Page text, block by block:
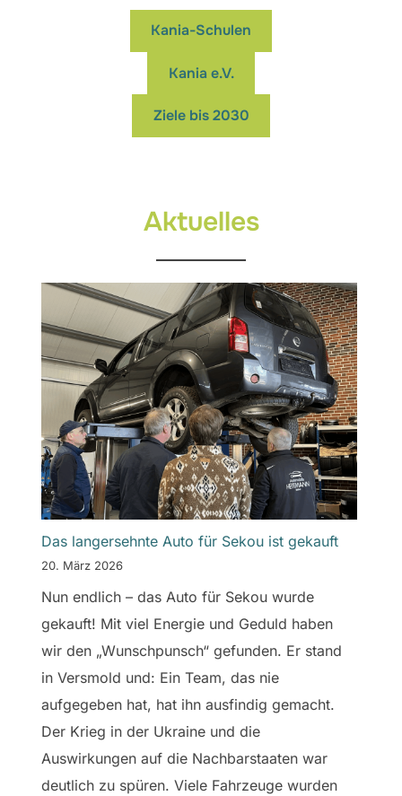
Kania-Schulen
Kania e.V.
Ziele bis 2030
Aktuelles
Das langersehnte Auto für Sekou ist gekauft
20. März 2026
Nun endlich – das Auto für Sekou wurde
gekauft! Mit viel Energie und Geduld haben
wir den „Wunschpunsch“ gefunden. Er stand
in Versmold und: Ein Team, das nie
aufgegeben hat, hat ihn ausfindig gemacht.
Der Krieg in der Ukraine und die
Auswirkungen auf die Nachbarstaaten war
deutlich zu spüren. Viele Fahrzeuge wurden